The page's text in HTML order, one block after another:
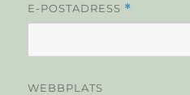
E-POSTADRESS *
WEBBPLATS